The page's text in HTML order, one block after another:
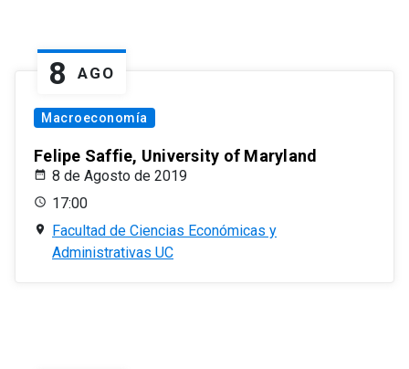
8 AGO
Macroeconomía
Felipe Saffie, University of Maryland
8 de Agosto de 2019
17:00
Facultad de Ciencias Económicas y
Administrativas UC